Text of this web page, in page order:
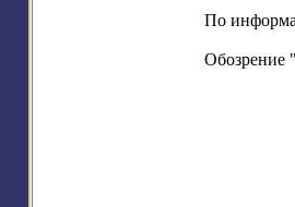
По
Обозрение